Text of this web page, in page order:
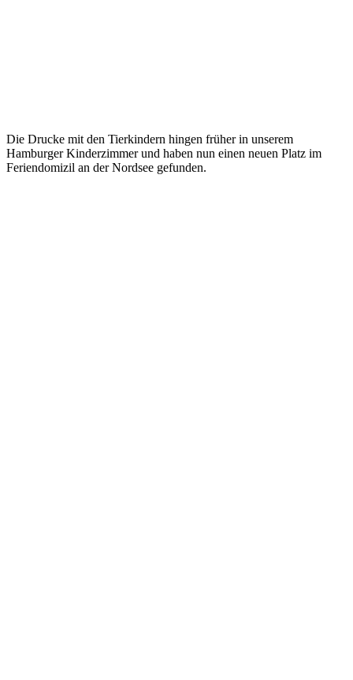
Die Drucke mit den Tierkindern hingen früher in unserem
Hamburger Kinderzimmer und haben nun einen neuen Platz im
Feriendomizil an der Nordsee gefunden.